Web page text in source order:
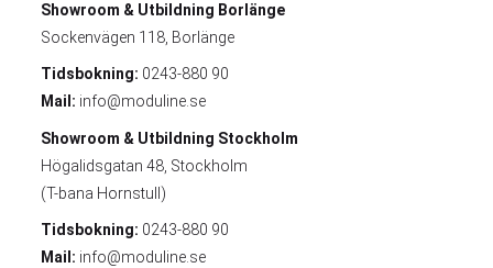
Showroom & Utbildning Borlänge
Sockenvägen 118, Borlänge
Tidsbokning: 0243-880 90
Mail: info@moduline.se
Showroom & Utbildning Stockholm
Högalidsgatan 48, Stockholm
(T-bana Hornstull)
Tidsbokning: 0243-880 90
Mail: info@moduline.se